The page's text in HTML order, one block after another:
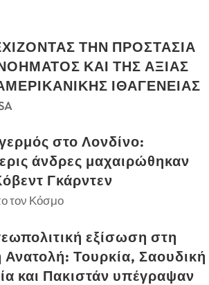
ΤΗΝ ΠΡΟΣΤΑΣΙΑ
ΚΑΙ ΤΗΣ ΑΞΙΑΣ
ΙΘΑΓΕΝΕΙΑΣ
στο Λονδίνο:
άνδρες μαχαιρώθηκαν
Γκάρντεν
τον Κόσμο
εξίσωση στη
Τουρκία, Σαουδική
και Πακιστάν υπέγραψαν